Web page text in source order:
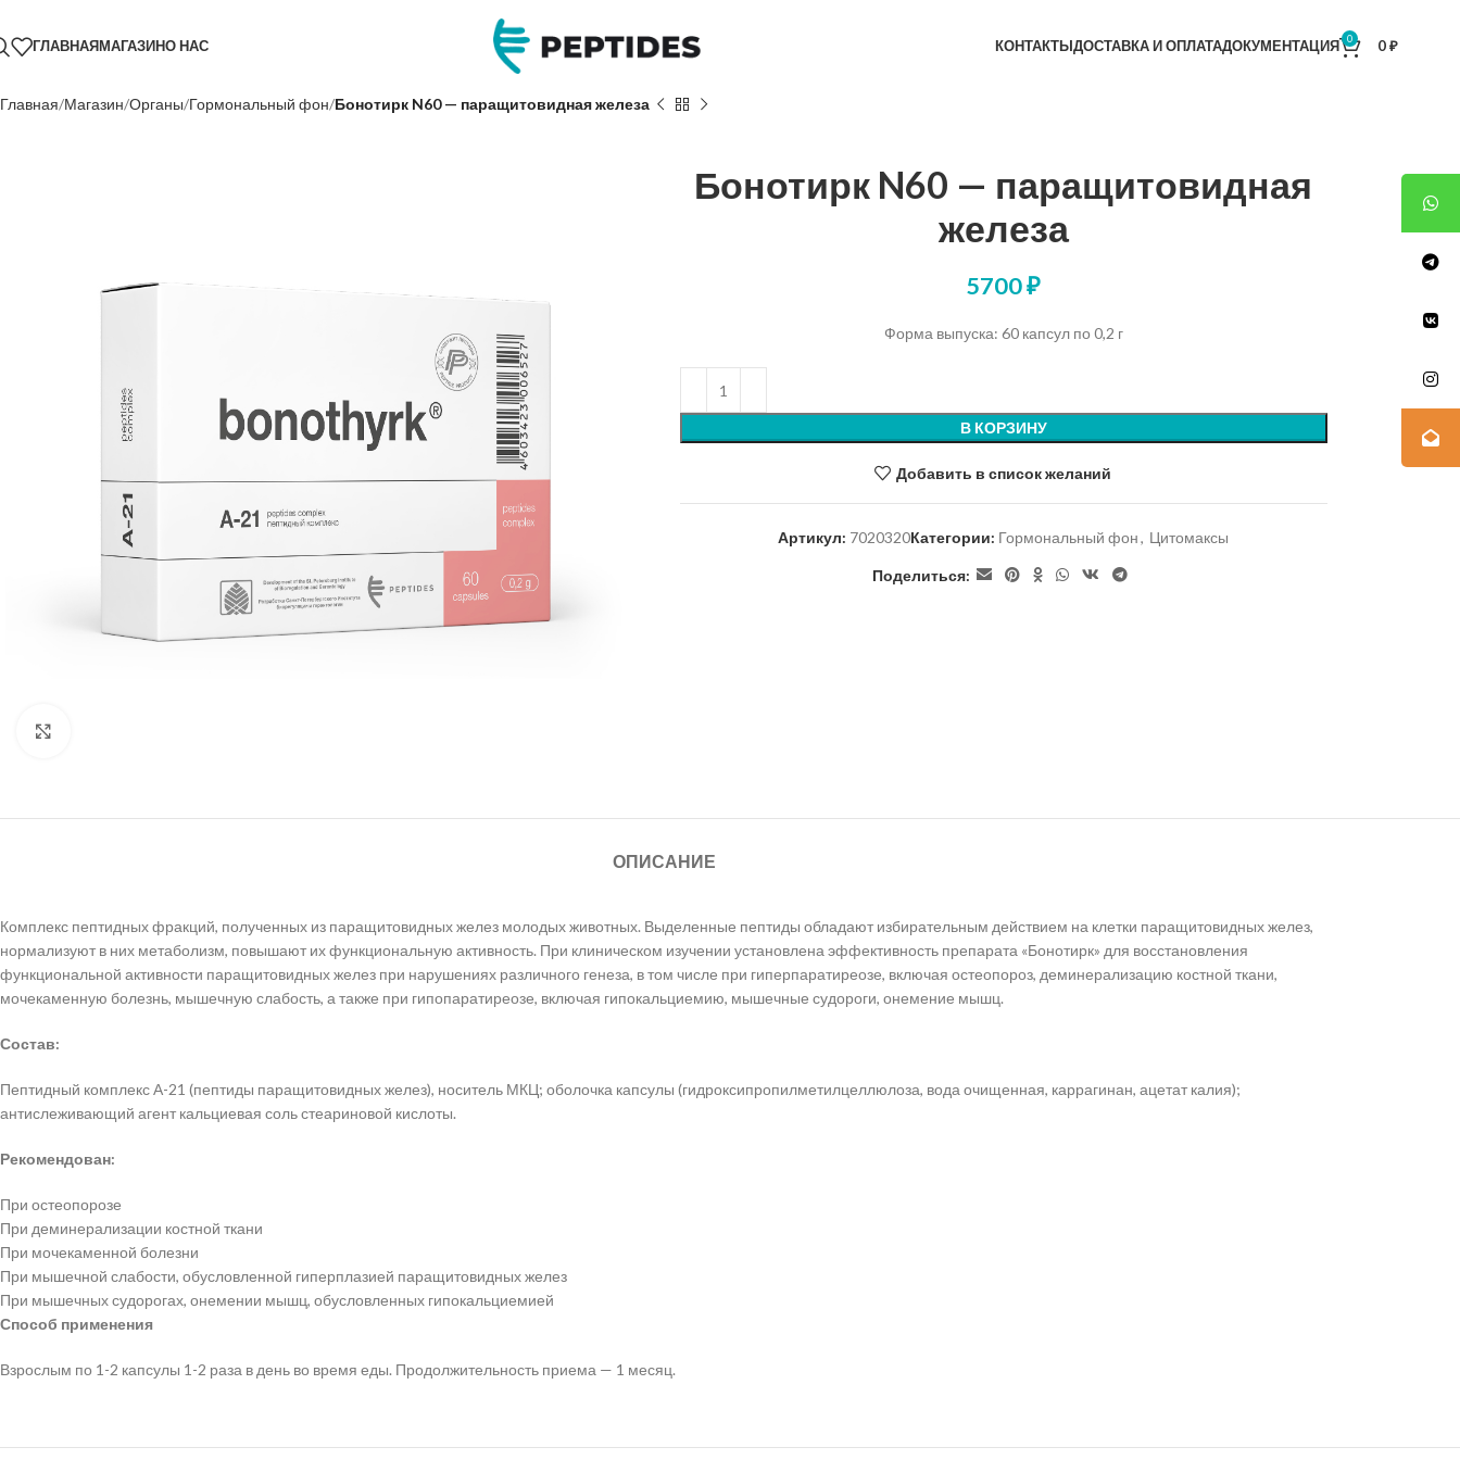
ГЛАВНАЯМАГАЗИНО НАС КОНТАКТЫДОСТАВКА И ОПЛАТАДОКУМЕНТАЦИЯ 0 0₽
Главная Магазин Органы Гормональный фон Бонотирк N60 — паращитовидная железа
Бонотирк N60 — паращитовидная
железа
5700₽
Форма выпуска: 60 капсул по 0,2 г
В КОРЗИНУ
Добавить в список желаний
Артикул: 7020320Категории: Гормональный фон , Цитомаксы
Поделиться:
ОПИСАНИЕ
Комплекс пептидных фракций, полученных из паращитовидных желез молодых животных. Выделенные пептиды обладают избирательным действием на клетки паращитовидных желез,
нормализуют в них метаболизм, повышают их функциональную активность. При клиническом изучении установлена эффективность препарата «Бонотирк» для восстановления
функциональной активности паращитовидных желез при нарушениях различного генеза, в том числе при гиперпаратиреозе, включая остеопороз, деминерализацию костной ткани,
мочекаменную болезнь, мышечную слабость, а также при гипопаратиреозе, включая гипокальциемию, мышечные судороги, онемение мышц.
Состав:
Пептидный комплекс А-21 (пептиды паращитовидных желез), носитель МКЦ; оболочка капсулы (гидроксипропилметилцеллюлоза, вода очищенная, каррагинан, ацетат калия);
антислеживающий агент кальциевая соль стеариновой кислоты.
Рекомендован:
При остеопорозе
При деминерализации костной ткани
При мочекаменной болезни
При мышечной слабости, обусловленной гиперплазией паращитовидных желез
При мышечных судорогах, онемении мышц, обусловленных гипокальциемией
Способ применения
Взрослым по 1-2 капсулы 1-2 раза в день во время еды. Продолжительность приема — 1 месяц.